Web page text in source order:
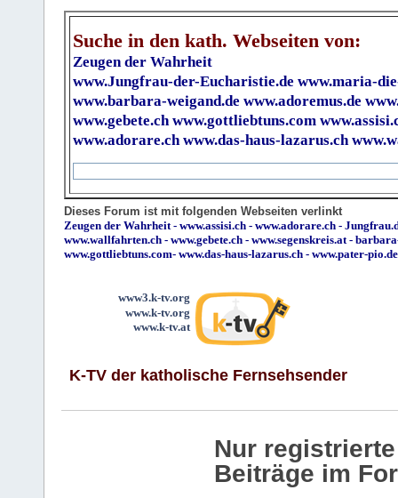
Suche in den kath. Webseiten von:
Zeugen der Wahrheit
www.Jungfrau-der-Eucharistie.de www.maria-
www.barbara-weigand.de www.adoremus.de
www.gebete.ch www.gottliebtuns.com
www.adorare.ch www.das-haus-lazarus.ch
Dieses Forum ist mit folgenden Webseiten verlinkt
Zeugen der Wahrheit - www.assisi.ch - www.adorare.ch -
www.wallfahrten.ch - www.gebete.ch - www.segenskreis.at -
www.gottliebtuns.com- www.das-haus-lazarus.ch - www.pater-pio.de
www3.k-tv.org
www.k-tv.org
www.k-tv.at
K-TV der katholische Fernsehsender
Nur
Beiträge im